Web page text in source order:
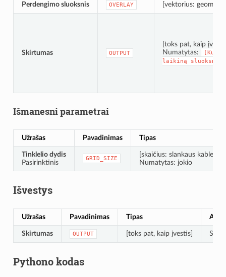
Perdengimo sluoksnis OVERLAY [vektorius:
Skirtumas OUTPUT
[toks pat, kaip
Numatytas:
[Kurti
laikiną
sluoksnį]
Išmanesni parametrai
Užrašas Pavadinimas Tipas
Tinklelio dydis
Pasirinktinis
GRID_SIZE
[skaičius: slankaus kablelio]
Numatytas: jokio
Išvestys
Užrašas Pavadinimas Tipas
Skirtumas OUTPUT [toks pat, kaip įvestis]
Pythono kodas